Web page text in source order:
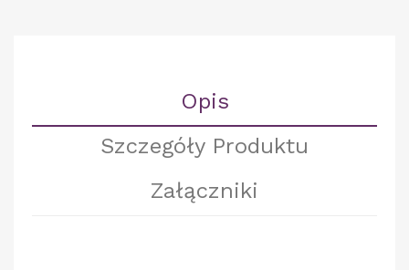
Opis
Szczegóły Produktu
Załączniki